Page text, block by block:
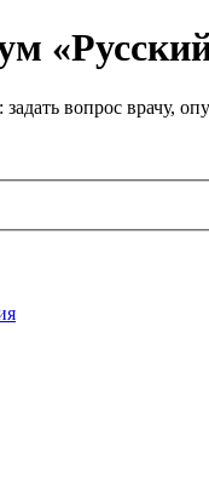
вопрос врачу,